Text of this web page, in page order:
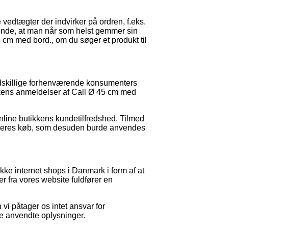
der indvirker på ordren, f.eks.
at man når som helst gemmer sin
med bord., om du søger et produkt til
forhenværende konsumenters
anmeldelser af Call Ø 45 cm med
butikkens kundetilfredshed. Tilmed
køb, som desuden burde anvendes
internet shops i Danmark i form af at
fra vores website fuldfører en
påtager os intet ansvar for
anvendte oplysninger.